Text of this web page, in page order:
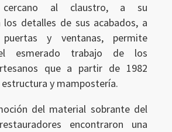
cercano al claustro, a su
detalles de sus acabados, a
y ventanas, permite
esmerado trabajo de los
que a partir de 1982
estructura y mampostería.
del material sobrante del
encontraron una